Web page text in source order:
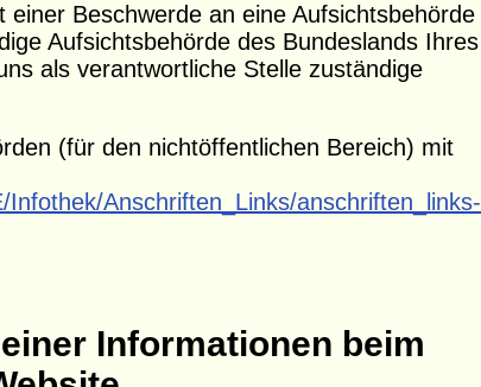
einer Beschwerde an eine Aufsichtsbehörde
Aufsichtsbehörde des Bundeslands Ihres
als verantwortliche Stelle zuständige
(für den nichtöffentlichen Bereich) mit
Infothek/Anschriften_Links/anschriften_links-
Informationen beim